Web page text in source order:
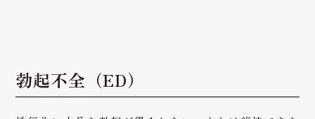
勃起不全（ED）